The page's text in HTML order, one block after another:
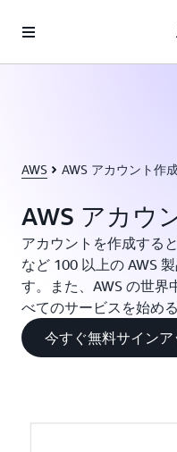
AWS AWS アカウント作
AWS アカウ
アカウントを作成する
など 100 以上の AWS
す。また、AWS の世界
べてのサービスを始め
今すぐ無料サイン